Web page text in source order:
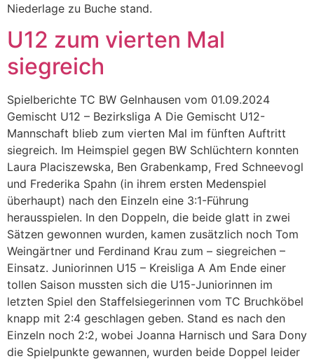
Niederlage zu Buche stand.
U12 zum vierten Mal
siegreich
Spielberichte TC BW Gelnhausen vom 01.09.2024
Gemischt U12 – Bezirksliga A Die Gemischt U12-
Mannschaft blieb zum vierten Mal im fünften Auftritt
siegreich. Im Heimspiel gegen BW Schlüchtern konnten
Laura Placiszewska, Ben Grabenkamp, Fred Schneevogl
und Frederika Spahn (in ihrem ersten Medenspiel
überhaupt) nach den Einzeln eine 3:1-Führung
herausspielen. In den Doppeln, die beide glatt in zwei
Sätzen gewonnen wurden, kamen zusätzlich noch Tom
Weingärtner und Ferdinand Krau zum – siegreichen –
Einsatz. Juniorinnen U15 – Kreisliga A Am Ende einer
tollen Saison mussten sich die U15-Juniorinnen im
letzten Spiel den Staffelsiegerinnen vom TC Bruchköbel
knapp mit 2:4 geschlagen geben. Stand es nach den
Einzeln noch 2:2, wobei Joanna Harnisch und Sara Dony
die Spielpunkte gewannen, wurden beide Doppel leider